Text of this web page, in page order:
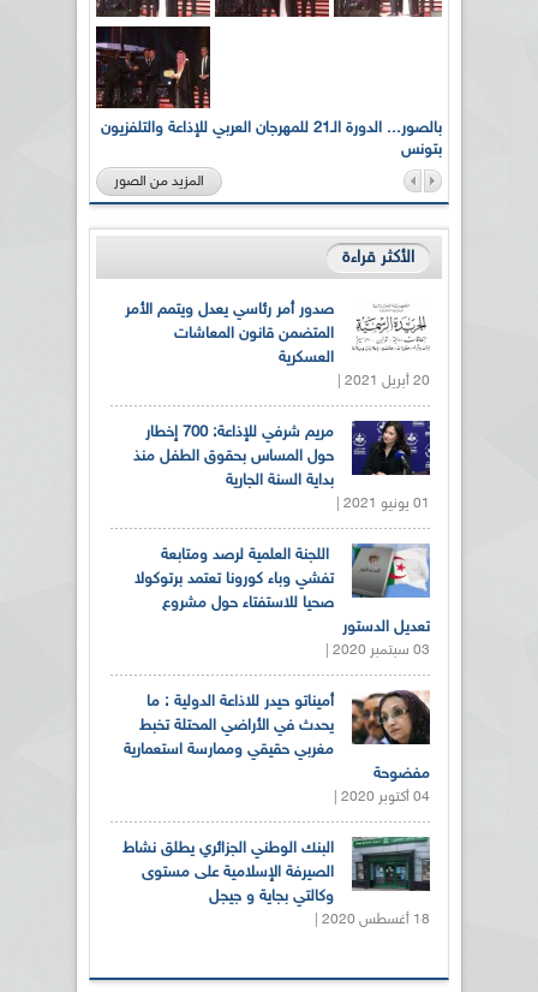
بالصور... الدورة الـ21 للمهرجان العربي للإذاعة والتلفزيون
بتونس
المزيد من الصور
الأكثر قراءة
صدور أمر رئاسي يعدل ويتمم الأمر
المتضمن قانون المعاشات
العسكرية
20 أبريل 2021 |
مريم شرفي للإذاعة: 700 إخطار
حول المساس بحقوق الطفل منذ
بداية السنة الجارية
01 يونيو 2021 |
اللجنة العلمية لرصد ومتابعة
تفشي وباء كورونا تعتمد برتوكولا
صحيا للاستفتاء حول مشروع
تعديل الدستور
03 سبتمبر 2020 |
أميناتو حيدر للاذاعة الدولية : ما
يحدث في الأراضي المحتلة تخبط
مغربي حقيقي وممارسة استعمارية
مفضوحة
04 أكتوبر 2020 |
البنك الوطني الجزائري يطلق نشاط
الصيرفة الإسلامية على مستوى
وكالتي بجاية و جيجل
18 أغسطس 2020 |